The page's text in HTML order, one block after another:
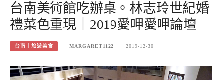
台南美術館吃辦桌。林志玲世紀婚
禮菜色重現｜2019愛呷愛呷論壇
台南｜旅遊美食 MARGARET1122 2019-12-30